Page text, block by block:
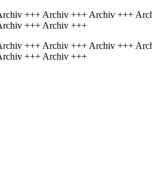
+++ Archiv +++ Archiv +++
+++ Archiv +++
+++ Archiv +++ Archiv +++
+++ Archiv +++